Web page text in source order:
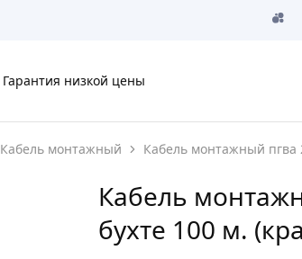
Гарантия низкой цены
Кабель монтажный Кабель монтажный пгва
Кабель
бухте 100 м.